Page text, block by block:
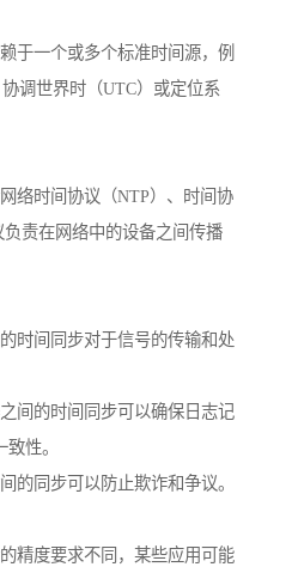
于一个或多个标准时间源，例
调世界时（UTC）或定位系
络时间协议（NTP）、时间协
责在网络中的设备之间传播
时间同步对于信号的传输和处
间的时间同步可以确保日志记
性。
的同步可以防止欺诈和争议。
精度要求不同，某些应用可能